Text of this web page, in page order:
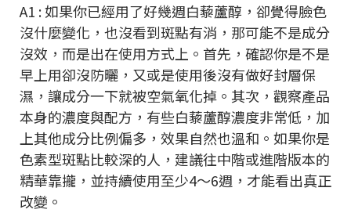
A1 : 如果你已經用了好幾週白藜蘆醇，卻覺得臉色
沒什麼變化，也沒看到斑點有消，那可能不是成分
沒效，而是出在使用方式上。首先，確認你是不是
早上用卻沒防曬，又或是使用後沒有做好封層保
濕，讓成分一下就被空氣氧化掉。其次，觀察產品
本身的濃度與配方，有些白藜蘆醇濃度非常低，加
上其他成分比例偏多，效果自然也溫和。如果你是
色素型斑點比較深的人，建議往中階或進階版本的
精華靠攏，並持續使用至少4～6週，才能看出真正
改變。